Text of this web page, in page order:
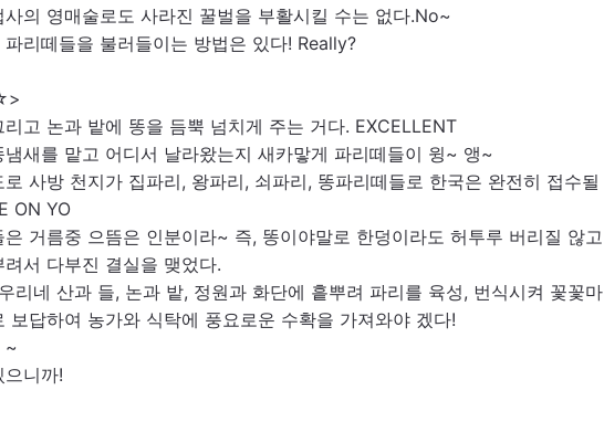
의 영매술로도 사라진 꿀벌을 부활시킬 수는 없다.No~
리떼들을 불러들이는 방법은 있다! Really?
고 논과 밭에 똥을 듬뿍 넘치게 주는 거다. EXCELLENT
냄새를 맡고 어디서 날라왔는지 새카맣게 파리떼들이 윙~ 앵~
사방 천지가 집파리, 왕파리, 쇠파리, 똥파리떼들로 한국은 완전히 접수될
ON YO
거름중 으뜸은 인분이라~ 즉, 똥이야말로 한덩이라도 허투루 버리질 않고
서 다부진 결실을 맺었다.
리네 산과 들, 논과 밭, 정원과 화단에 흩뿌려 파리를 육성, 번식시켜 꽃꽃마
보답하여 농가와 식탁에 풍요로운 수확을 가져와야 겠다!
~
니까!